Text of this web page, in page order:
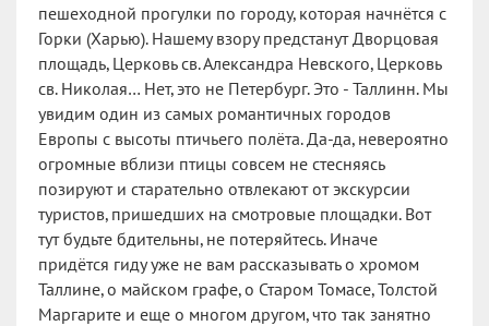
пешеходной прогулки по городу, которая начнётся с
Горки (Харью). Нашему взору предстанут Дворцовая
площадь, Церковь св. Александра Невского, Церковь
св. Николая… Нет, это не Петербург. Это - Таллинн. Мы
увидим один из самых романтичных городов
Европы с высоты птичьего полёта. Да-да, невероятно
огромные вблизи птицы совсем не стесняясь
позируют и старательно отвлекают от экскурсии
туристов, пришедших на смотровые площадки. Вот
тут будьте бдительны, не потеряйтесь. Иначе
придётся гиду уже не вам рассказывать о хромом
Таллине, о майском графе, о Старом Томасе, Толстой
Маргарите и еще о многом другом, что так занятно